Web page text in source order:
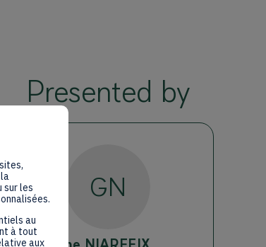
Presented by
GN
sur les
au
à tout
aux